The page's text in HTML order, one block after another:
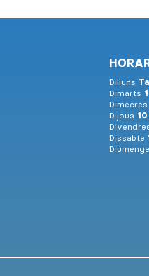
Dilluns
Dimarts
Dimecres
Dijous
Dissabte
Diumenge